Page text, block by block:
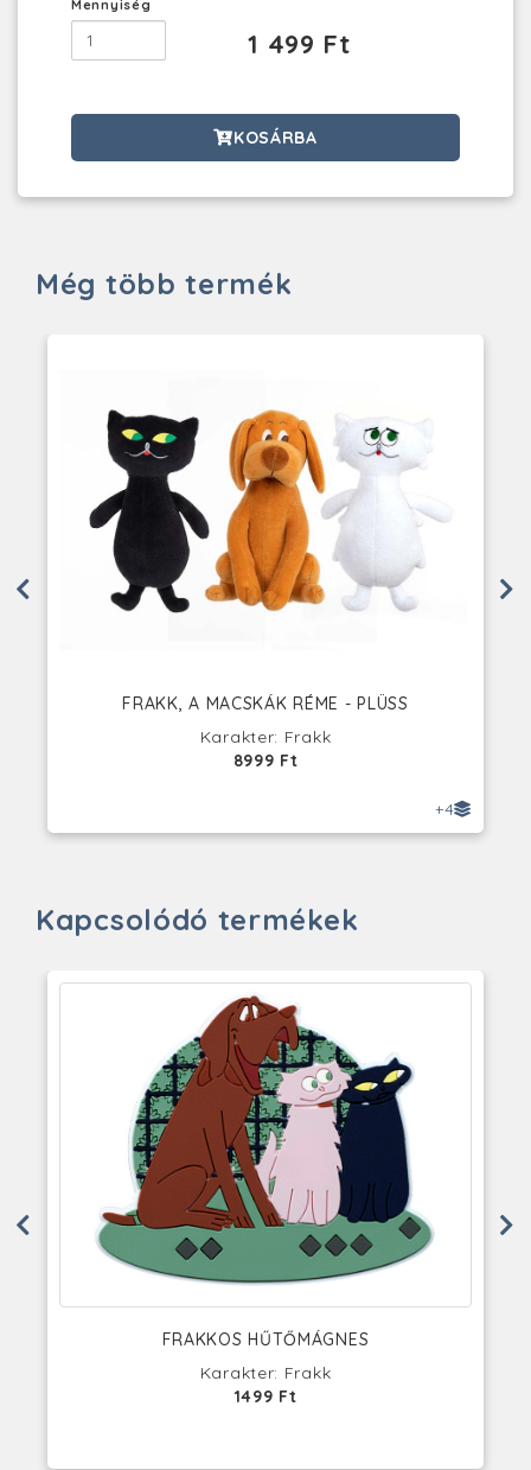
Mennyiség
1 499 Ft
KOSÁRBA
Még több termék
FRAKK, A MACSKÁK RÉME - PLÜSS
Karakter: Frakk
8999 Ft
+4
Kapcsolódó termékek
FRAKKOS HŰTŐMÁGNES
Karakter: Frakk
1499 Ft